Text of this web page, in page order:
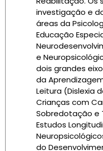
investigação e
áreas da
Educação
e
dois grandes
da
Leitura (Dislexia
Crianças com
Sobredotação e
Estudos
do